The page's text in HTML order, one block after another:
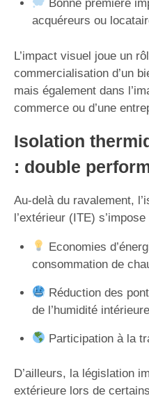
Bonne première
acquéreurs ou
L’impact visuel joue un
commercialisation d’un
mais également dans
commerce ou d’une
Isolation
: double
Au-delà du ravalement,
l’extérieur (ITE)
Economies
consommation de
Réduction des
de l’humidité intérieure
Participation à la
D’ailleurs, la législation
extérieure lors de